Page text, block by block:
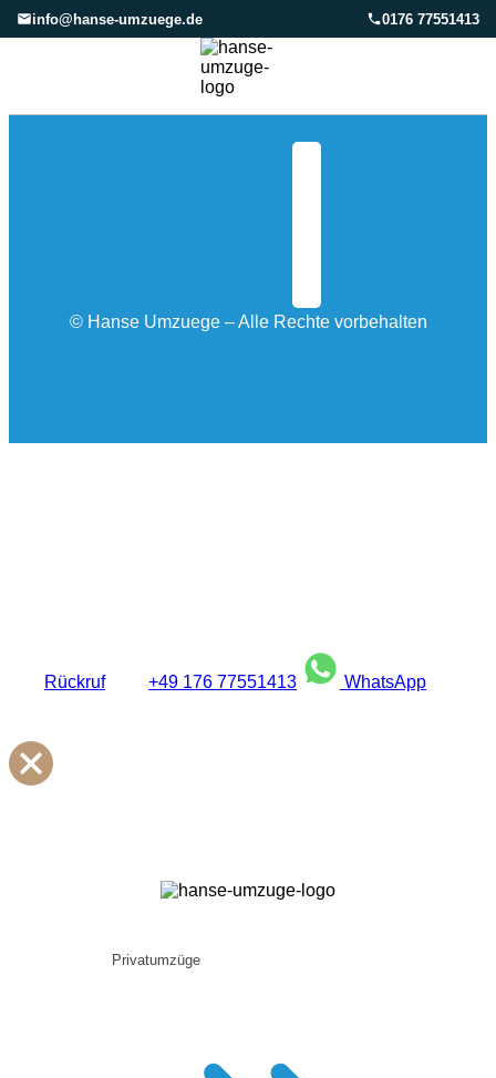
info@hanse-umzuege.de 0176 77551413
© Hanse Umzuege – Alle Rechte vorbehalten
Rückruf +49 176 77551413 WhatsApp
Privatumzüge